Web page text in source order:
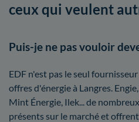
ceux qui veulent
Puis-je ne pas vouloir
EDF n'est pas le seul
offres d'énergie à Langres.
Mint Énergie, Ilek... de
présents sur le marché et